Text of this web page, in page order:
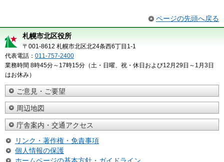
ページの先頭へ戻る
札幌市北区役所
〒001-8612 札幌市北区北24条西6丁目1-1
代表電話： 011-757-2400
業務時間 8時45分～17時15分（土・日曜、祝・休日および12月29日～1月3日
はお休み）
ご意見・ご要望
周辺地図
庁舎案内・交通アクセス
リンク・著作権・免責事項
個人情報の保護